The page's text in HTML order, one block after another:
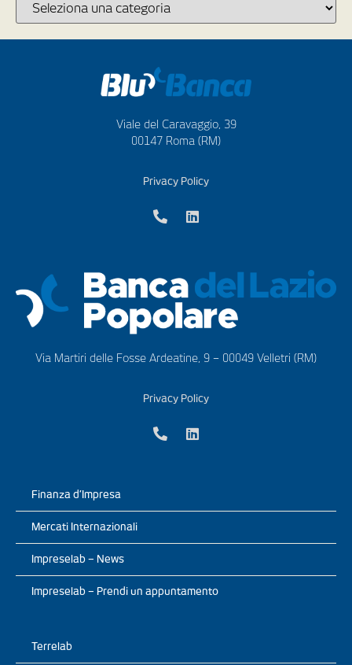
Viale del Caravaggio, 39
00147 Roma (RM)
Privacy Policy
Via Martiri delle Fosse Ardeatine, 9 – 00049 Velletri (RM)
Privacy Policy
Finanza d’Impresa
Mercati Internazionali
Impreselab – News
Impreselab – Prendi un appuntamento
Terrelab